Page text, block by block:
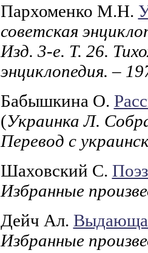
Пархоменко М.Н.
советская
Изд. 3-е. Т. 26.
энциклопедия. –
Бабышкина О.
(Украинка Л.
Перевод с
Шаховский С.
Избранные
Дейч Ал.
Избранные